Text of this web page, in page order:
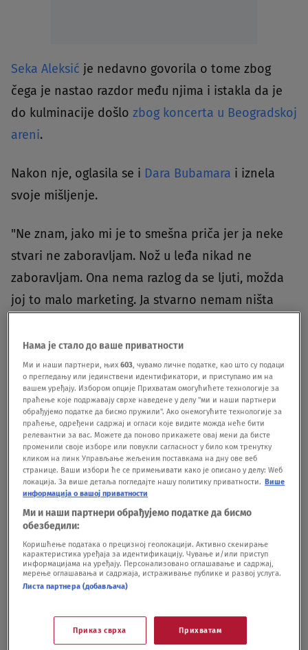
Seka Aleksić je nedavno govorila o tome zbog
čega je nastao razdor među njima i istakla da je
do kulminacije došlo zbog koncerta u Beogradskoj
areni.
Nakon nje, oglasila se i Dara Bubamara i iznela
svoje mišljenje.
"Ne znam, jako mi je to smešna priča jer ja neke
stvari ne zaboravljam. Nož u leđa nikad ne
zaboravljam. Ona nema razlog da se ljuti, možda
joj to malo marketing. Ja stvarno nemam ništa
porodici. Ali takva sam, kad s nekim prekinem, kad
me neko povredi, kad podmuklo i kvarno napravi
neke poteze, sa tom osobom više ne komuniciram
i to je to.Tako da ne znam čemu to potenciranje",
počela je Dara i nastavila:
"Nema ništa od pomirenja. Nisu to neke sitne
stvari, tračevi, pa da pružiš ruku, to su krupne
stvari... Pogotovo jer sam ja pred koncert bila u
svoj koncert, a ona je mesec dana i najavila svoj
koncert, ali nema veze...".
Otkrila je i da li je istina da odlazi pred Sekinu
kuću i preti joj.
Нама је стало до ваше приватности
Ми и наши партнери, њих603, чувамо личне податке, као што су подаци
о прегледању или јединствени идентификатори, и приступамо им на
вашем уређају. Избором опције Прихватам омогућићете технологије за
праћење које подржавају сврхе наведене у делу "ми и наши партнери
обрађујемо податке да бисмо пружили". Ако онемогућите технологије за
праћење, одређени садржај и огласи које видите можда неће бити
релевантни за вас. Можете да поново прикажете овај мени да бисте
променили своје изборе или повукли сагласност у било ком тренутку
кликом на линк Управљање жељеним поставкама на дну ове веб
странице. Ваши избори ће се примењивати како је описано у делу: Wеб
локација. За више детаља погледајте нашу политику приватности. Више
информација о вашој приватности
Ми и наши партнери обрађујемо податке да бисмо
обезбедили:
Коришћење података о прецизној геолокацији. Активно скенирање
карактеристика уређаја за идентификацију. Чување и/или приступ
информацијама на уређају. Персонализовано оглашавање и садржај,
мерење оглашавања и садржаја, истраживање публике и развој услуга.
Листа партнера (добављача)
Приказ сврха Прихватам